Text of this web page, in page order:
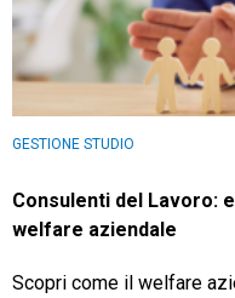
GESTIONE STUDIO
Consulenti del Lavoro:
welfare aziendale
Scopri come il welfare